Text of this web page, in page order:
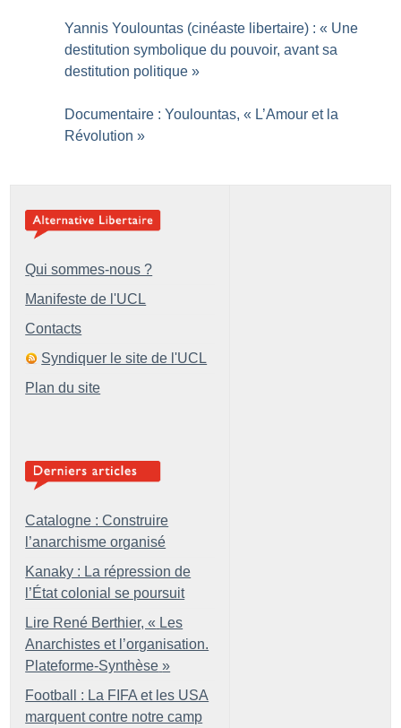
Yannis Youlountas (cinéaste libertaire) : « Une
destitution symbolique du pouvoir, avant sa
destitution politique »
Documentaire : Youlountas, « L’Amour et la
Révolution »
Qui sommes-nous ?
Manifeste de l'UCL
Contacts
Syndiquer le site de l'UCL
Plan du site
Catalogne : Construire
l’anarchisme organisé
Kanaky : La répression de
l’État colonial se poursuit
Lire René Berthier, « Les
Anarchistes et l’organisation.
Plateforme-Synthèse »
Football : La FIFA et les USA
marquent contre notre camp